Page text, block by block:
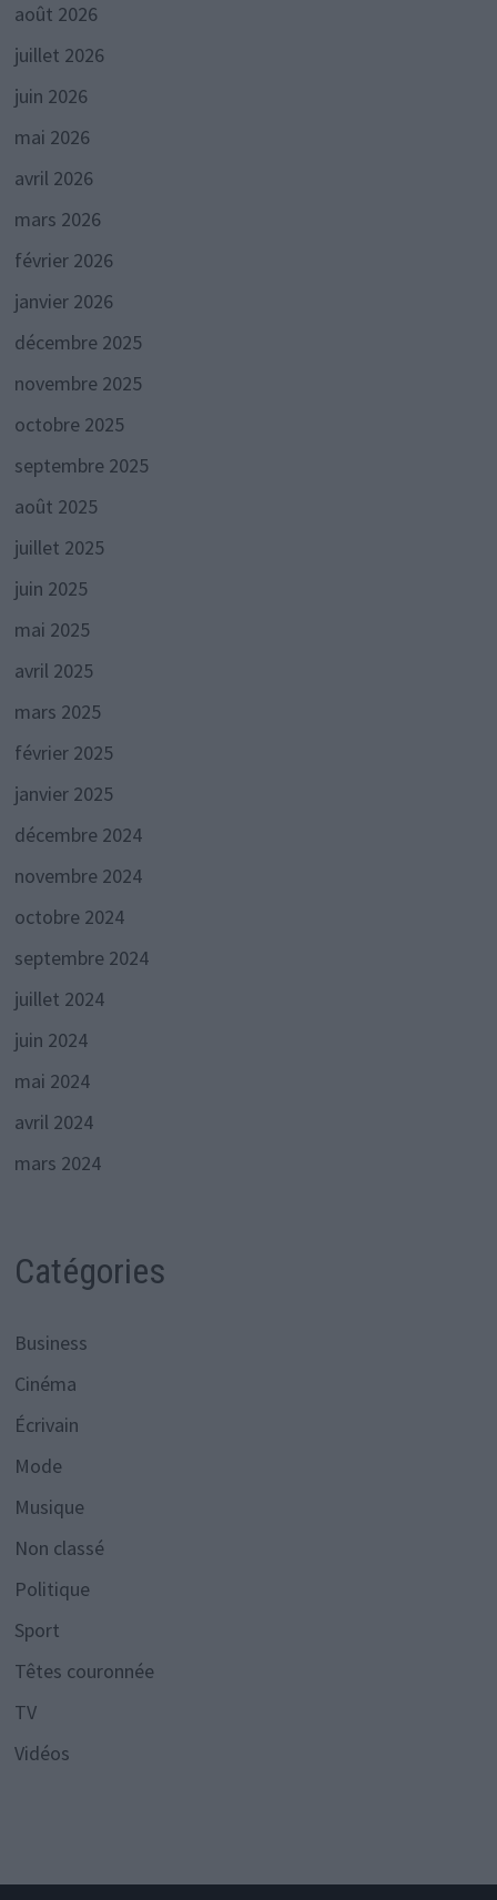
août 2026
juillet 2026
juin 2026
mai 2026
avril 2026
mars 2026
février 2026
janvier 2026
décembre 2025
novembre 2025
octobre 2025
septembre 2025
août 2025
juillet 2025
juin 2025
mai 2025
avril 2025
mars 2025
février 2025
janvier 2025
décembre 2024
novembre 2024
octobre 2024
septembre 2024
juillet 2024
juin 2024
mai 2024
avril 2024
mars 2024
Catégories
Business
Cinéma
Écrivain
Mode
Musique
Non classé
Politique
Sport
Têtes couronnée
TV
Vidéos